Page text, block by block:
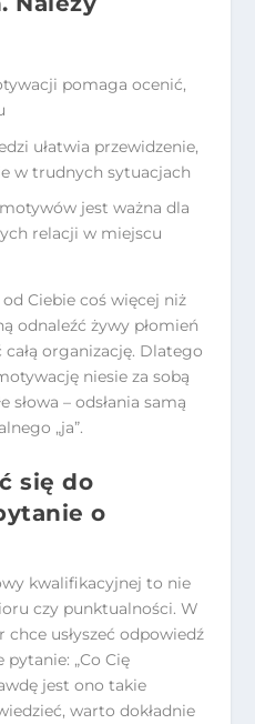
pomaga ocenić,
ułatwia przewidzenie,
w trudnych sytuacjach
jest ważna dla
relacji w miejscu
Ciebie coś więcej niż
odnaleźć żywy płomień
organizację. Dlatego
niesie za sobą
słowa – odsłania samą
„ja”.
się do
o
kwalifikacyjnej to nie
czy punktualności. W
chce usłyszeć odpowiedź
pytanie: „Co Cię
jest ono takie
warto dokładnie